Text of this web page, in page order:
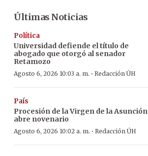
Últimas Noticias
Política
Universidad defiende el título de
abogado que otorgó al senador
Retamozo
Agosto 6, 2026 10:03 a. m. · Redacción ÚH
País
Procesión de la Virgen de la Asunción
abre novenario
Agosto 6, 2026 10:02 a. m. · Redacción ÚH